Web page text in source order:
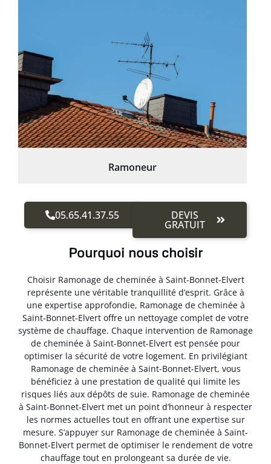
Ramoneur
05.65.41.37.55 DEVIS
GRATUIT
Pourquoi nous choisir
Choisir Ramonage de cheminée à Saint-Bonnet-Elvert
représente une véritable tranquillité d’esprit. Grâce à
une expertise approfondie, Ramonage de cheminée à
Saint-Bonnet-Elvert offre un nettoyage complet de votre
système de chauffage. Chaque intervention de Ramonage
de cheminée à Saint-Bonnet-Elvert est pensée pour
optimiser la sécurité de votre logement. En privilégiant
Ramonage de cheminée à Saint-Bonnet-Elvert, vous
bénéficiez à une prestation de qualité qui limite les
risques liés aux dépôts de suie. Ramonage de cheminée
à Saint-Bonnet-Elvert met un point d’honneur à respecter
les normes actuelles tout en offrant une expertise sur
mesure. S’appuyer sur Ramonage de cheminée à Saint-
Bonnet-Elvert permet de optimiser le rendement de votre
chauffage tout en prolongeant sa durée de vie.